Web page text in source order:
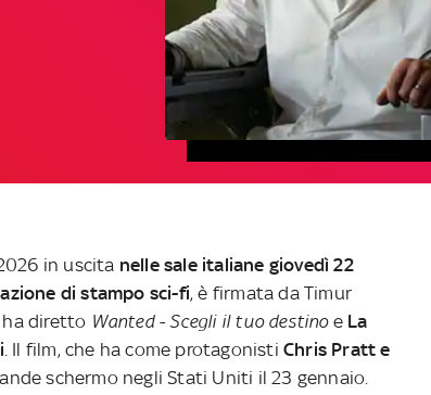
in uscita nelle sale italiane giovedì 22
di stampo sci-fi, è firmata da Timur
ha diretto Wanted - Scegli il tuo destinoe La
. Il film, che ha come protagonisti Chris Pratt e
schermo negli Stati Uniti il 23 gennaio.